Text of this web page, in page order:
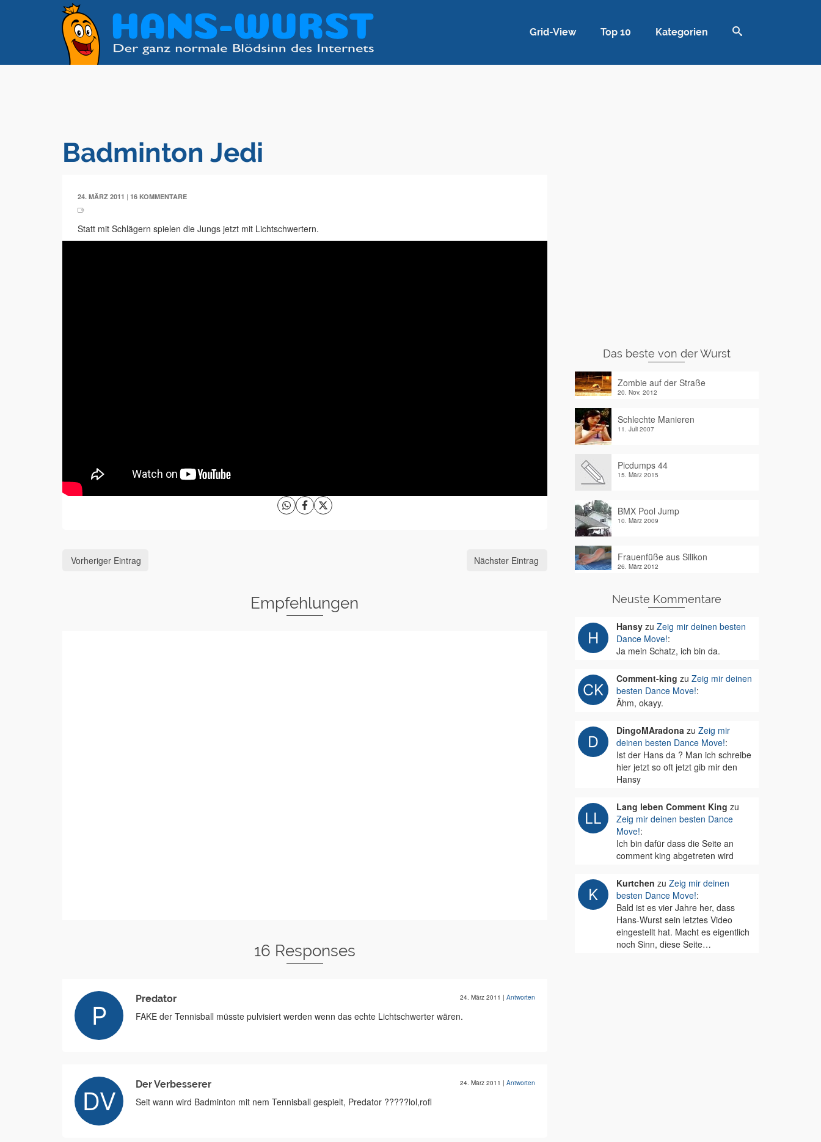
Grid-View Top 10 Kategorien
Badminton Jedi
24. MÄRZ 2011 | 16 KOMMENTARE
Statt mit Schlägern spielen die Jungs jetzt mit Lichtschwertern.
Vorheriger Eintrag Nächster Eintrag
Empfehlungen
16 Responses
Predator 24. März 2011 | Antworten
FAKE der Tennisball müsste pulvisiert werden wenn das echte Lichtschwerter wären.
Der Verbesserer 24. März 2011 | Antworten
Seit wann wird Badminton mit nem Tennisball gespielt, Predator ?????lol,rofl
Das beste von der Wurst
Zombie auf der Straße
20. Nov. 2012
Schlechte Manieren
11. Juli 2007
Picdumps 44
15. März 2015
BMX Pool Jump
10. März 2009
Frauenfüße aus Silikon
26. März 2012
Neuste Kommentare
Hansyzu Zeig mir deinen besten
Dance Move!:
Ja mein Schatz, ich bin da.
Comment-king zu Zeig mir deinen
besten Dance Move!:
Ähm, okayy.
DingoMAradonazu Zeig mir
deinen besten Dance Move!:
Ist der Hans da ? Man ich schreibe
hier jetzt so oft jetzt gib mir den
Hansy
Lang leben Comment King zu
Zeig mir deinen besten Dance
Move!:
Ich bin dafür dass die Seite an
comment king abgetreten wird
Kurtchen zu Zeig mir deinen
besten Dance Move!:
Bald ist es vier Jahre her, dass
Hans-Wurst sein letztes Video
eingestellt hat. Macht es eigentlich
noch Sinn, diese Seite…